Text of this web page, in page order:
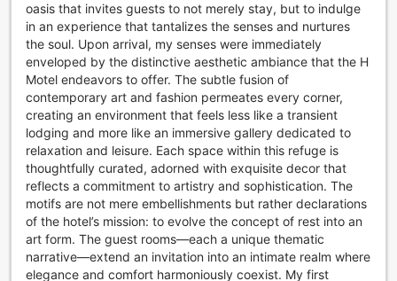
oasis that invites guests to not merely stay, but to indulge
in an experience that tantalizes the senses and nurtures
the soul. Upon arrival, my senses were immediately
enveloped by the distinctive aesthetic ambiance that the H
Motel endeavors to offer. The subtle fusion of
contemporary art and fashion permeates every corner,
creating an environment that feels less like a transient
lodging and more like an immersive gallery dedicated to
relaxation and leisure. Each space within this refuge is
thoughtfully curated, adorned with exquisite decor that
reflects a commitment to artistry and sophistication. The
motifs are not mere embellishments but rather declarations
of the hotel’s mission: to evolve the concept of rest into an
art form. The guest rooms—each a unique thematic
narrative—extend an invitation into an intimate realm where
elegance and comfort harmoniously coexist. My first